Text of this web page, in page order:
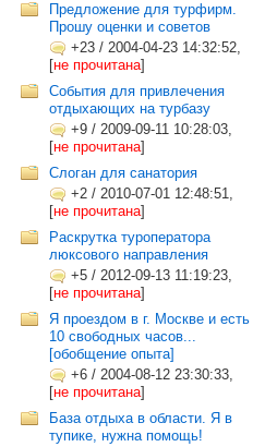
Предложение для турфирм.
Прошу оценки и советов
+23 / 2004-04-23 14:32:52,
[не прочитана]
События для привлечения
отдыхающих на турбазу
+9 / 2009-09-11 10:28:03,
[не прочитана]
Слоган для санатория
+2 / 2010-07-01 12:48:51,
[не прочитана]
Раскрутка туроператора
люксового направления
+5 / 2012-09-13 11:19:23,
[не прочитана]
Я проездом в г. Москве и есть
10 свободных часов...
[обобщение опыта]
+6 / 2004-08-12 23:30:33,
[не прочитана]
База отдыха в области. Я в
тупике, нужна помощь!